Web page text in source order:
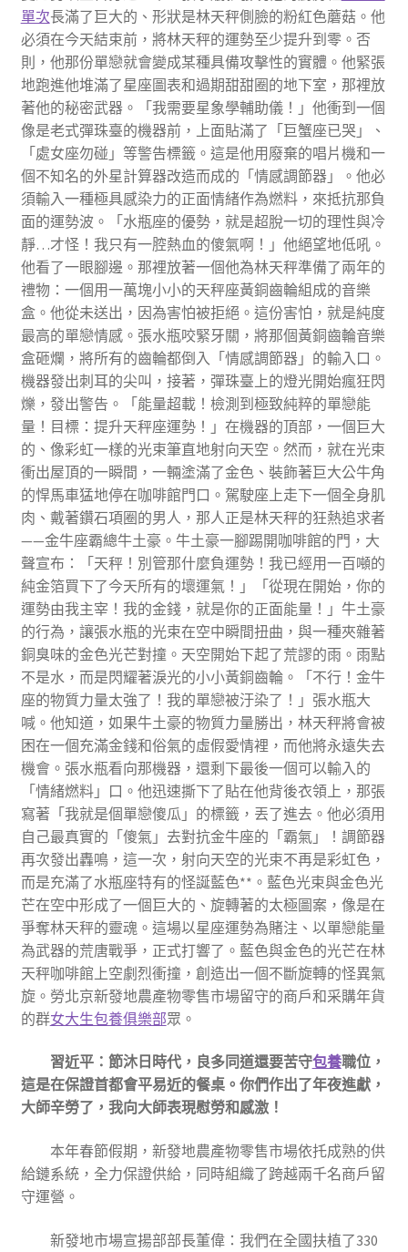
單次長滿了巨大的、形狀是林天秤側臉的粉紅色蘑菇。他
必須在今天結束前，將林天秤的運勢至少提升到零。否
則，他那份單戀就會變成某種具備攻擊性的實體。他緊張
地跑進他堆滿了星座圖表和過期甜甜圈的地下室，那裡放
著他的秘密武器。「我需要星象學輔助儀！」他衝到一個
像是老式彈珠臺的機器前，上面貼滿了「巨蟹座已哭」、
「處女座勿碰」等警告標籤。這是他用廢棄的唱片機和一
個不知名的外星計算器改造而成的「情感調節器」。他必
須輸入一種極具感染力的正面情緒作為燃料，來抵抗那負
面的運勢波。「水瓶座的優勢，就是超脫一切的理性與冷
靜…才怪！我只有一腔熱血的傻氣啊！」他絕望地低吼。
他看了一眼腳邊。那裡放著一個他為林天秤準備了兩年的
禮物：一個用一萬塊小小的天秤座黃銅齒輪組成的音樂
盒。他從未送出，因為害怕被拒絕。這份害怕，就是純度
最高的單戀情感。張水瓶咬緊牙關，將那個黃銅齒輪音樂
盒砸爛，將所有的齒輪都倒入「情感調節器」的輸入口。
機器發出刺耳的尖叫，接著，彈珠臺上的燈光開始瘋狂閃
爍，發出警告。「能量超載！檢測到極致純粹的單戀能
量！目標：提升天秤座運勢！」在機器的頂部，一個巨大
的、像彩虹一樣的光束筆直地射向天空。然而，就在光束
衝出屋頂的一瞬間，一輛塗滿了金色、裝飾著巨大公牛角
的悍馬車猛地停在咖啡館門口。駕駛座上走下一個全身肌
肉、戴著鑽石項圈的男人，那人正是林天秤的狂熱追求者
——金牛座霸總牛土豪。牛土豪一腳踢開咖啡館的門，大
聲宣布：「天秤！別管那什麼負運勢！我已經用一百噸的
純金箔買下了今天所有的壞運氣！」「從現在開始，你的
運勢由我主宰！我的金錢，就是你的正面能量！」牛土豪
的行為，讓張水瓶的光束在空中瞬間扭曲，與一種夾雜著
銅臭味的金色光芒對撞。天空開始下起了荒謬的雨。雨點
不是水，而是閃耀著淚光的小小黃銅齒輪。「不行！金牛
座的物質力量太強了！我的單戀被汙染了！」張水瓶大
喊。他知道，如果牛土豪的物質力量勝出，林天秤將會被
困在一個充滿金錢和俗氣的虛假愛情裡，而他將永遠失去
機會。張水瓶看向那機器，還剩下最後一個可以輸入的
「情緒燃料」口。他迅速撕下了貼在他背後衣領上，那張
寫著「我就是個單戀傻瓜」的標籤，丟了進去。他必須用
自己最真實的「傻氣」去對抗金牛座的「霸氣」！調節器
再次發出轟鳴，這一次，射向天空的光束不再是彩虹色，
而是充滿了水瓶座特有的怪誕藍色**。藍色光束與金色光
芒在空中形成了一個巨大的、旋轉著的太極圖案，像是在
爭奪林天秤的靈魂。這場以星座運勢為賭注、以單戀能量
為武器的荒唐戰爭，正式打響了。藍色與金色的光芒在林
天秤咖啡館上空劇烈衝撞，創造出一個不斷旋轉的怪異氣
旋。勞北京新發地農產物零售市場留守的商戶和采購年貨
的群女大生包養俱樂部眾。
習近平：節沐日時代，良多同道還要苦守包養職位，
這是在保證首都會平易近的餐桌。你們作出了年夜進獻，
大師辛勞了，我向大師表現慰勞和感激！
本年春節假期，新發地農產物零售市場依托成熟的供
給鏈系統，全力保證供給，同時組織了跨越兩千名商戶留
守運營。
新發地市場宣揚部部長董偉：我們在全國扶植了330